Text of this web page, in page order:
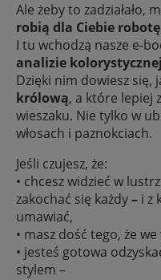
Ale żeby to zadziałało,
robią dla Ciebie robotę
I tu wchodzą nasze e-
analizie
Dzięki nim dowiesz się,
królową, a które lepiej
wieszaku. Nie tylko w
włosach i paznokciach.
Jeśli czujesz, że:
• chcesz widzieć w
zakochać się każdy– i z
umawiać,
• masz dość tego, że
• jesteś gotowa
stylem –